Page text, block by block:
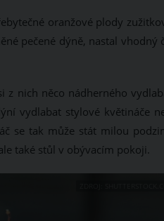
oranžové plody
pečené dýně, nastal vhodný
z nich něco nádherného
vydlabat stylové květináče
se tak může stát milou
také stůl v obývacím pokoji.